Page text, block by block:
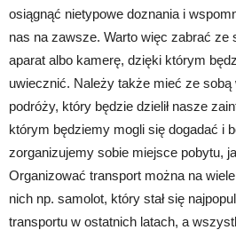
osiągnąć nietypowe doznania i
nas na zawsze. Warto więc zabrać ze
aparat albo kamerę, dzięki którym
uwiecznić. Należy także mieć ze sobą
podróży, który będzie dzielił nasze
którym będziemy mogli się dogadać i
zorganizujemy sobie miejsce pobytu,
Organizować transport można na
nich np. samolot, który stał się
transportu w ostatnich latach, a